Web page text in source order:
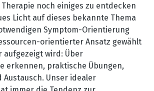
noch einiges zu entdecken
Licht auf dieses bekannte Thema
Symptom-Orientierung
orientierter Ansatz gewählt
aufgezeigt wird: Über
erkennen, praktische Übungen,
Austausch. Unser idealer